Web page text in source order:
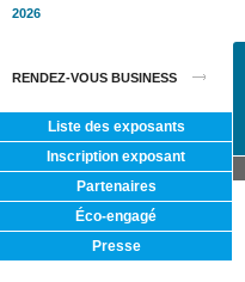
2026
RENDEZ-VOUS BUSINESS
Liste des exposants
Inscription exposant
Partenaires
Éco-engagé
Presse